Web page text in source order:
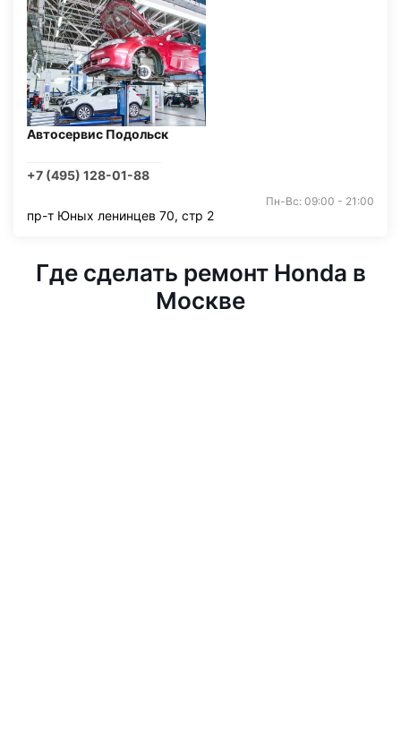
Автосервис Подольск
+7 (495) 128-01-88
Пн-Вс: 09:00 - 21:00
пр-т Юных ленинцев 70, стр 2
Где сделать ремонт Honda в
Москве